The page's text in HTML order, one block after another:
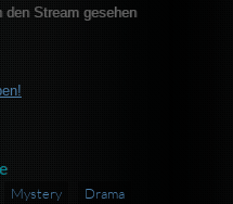
Stream gesehen
Mystery Drama